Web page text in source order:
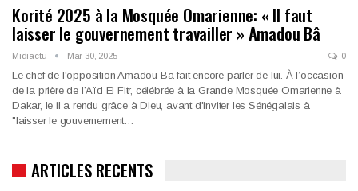
Korité 2025 à la Mosquée Omarienne: « Il faut
laisser le gouvernement travailler » Amadou Bâ
Midiactu Mar 30, 2025 0
Le chef de l'opposition Amadou Ba fait encore parler de lui. À l’occasion
de la prière de l’Aïd El Fitr, célébrée à la Grande Mosquée Omarienne à
Dakar, le il a rendu grâce à Dieu, avant d'inviter les Sénégalais à
"laisser le gouvernement…
ARTICLES RECENTS